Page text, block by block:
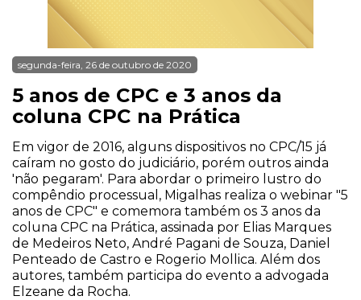
segunda-feira, 26 de outubro de 2020
5 anos de CPC e 3 anos da
coluna CPC na Prática
Em vigor de 2016, alguns dispositivos no CPC/15 já
caíram no gosto do judiciário, porém outros ainda
'não pegaram'. Para abordar o primeiro lustro do
compêndio processual, Migalhas realiza o webinar "5
anos de CPC" e comemora também os 3 anos da
coluna CPC na Prática, assinada por Elias Marques
de Medeiros Neto, André Pagani de Souza, Daniel
Penteado de Castro e Rogerio Mollica. Além dos
autores, também participa do evento a advogada
Elzeane da Rocha.